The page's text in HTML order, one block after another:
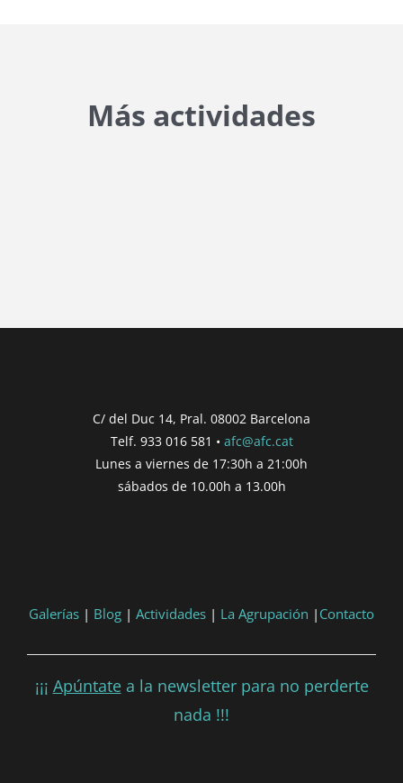
Más actividades
'DD/MM/YYYY') }}
Finalització de participació |{{
formatDate(post.end, 'YYYY-MM-DD',
'DD/MM/YYYY') }}
C/ del Duc 14, Pral. 08002 Barcelona
Telf. 933 016 581 • afc@afc.cat
Lunes a viernes de 17:30h a 21:00h
sábados de 10.00h a 13.00h
Galerías | Blog | Actividades | La Agrupación | Contacto
¡¡¡ Apúntatea la newsletter para no perderte
nada !!!